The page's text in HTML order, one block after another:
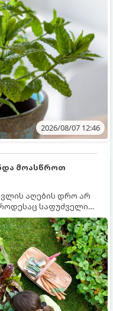
2026/08/07 12:46
მოასწროთ
აღების დრო არ
საფუძველი
და ბაღი მზადდება
იმისათვის, რომ
მცენარეებმა
5
უნდა მოასწროთ: